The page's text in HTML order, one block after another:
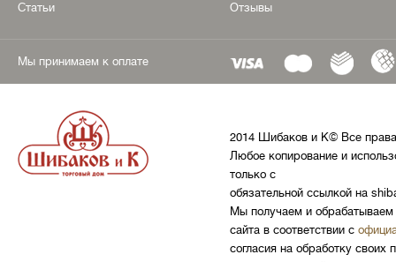
Статьи
Отзывы
Мы принимаем к оплате
2014 Шибаков и К© Все
Любое копирование и
только с
обязательной ссылкой на
Мы получаем и обрабатываем
сайта в соответствии с
согласия на обработку